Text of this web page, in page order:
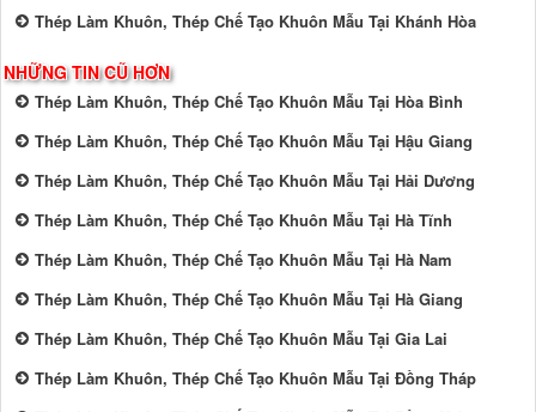
Thép Làm Khuôn, Thép Chế Tạo Khuôn Mẫu Tại Khánh Hòa
NHỮNG TIN CŨ HƠN
Thép Làm Khuôn, Thép Chế Tạo Khuôn Mẫu Tại Hòa Bình
Thép Làm Khuôn, Thép Chế Tạo Khuôn Mẫu Tại Hậu Giang
Thép Làm Khuôn, Thép Chế Tạo Khuôn Mẫu Tại Hải Dương
Thép Làm Khuôn, Thép Chế Tạo Khuôn Mẫu Tại Hà Tĩnh
Thép Làm Khuôn, Thép Chế Tạo Khuôn Mẫu Tại Hà Nam
Thép Làm Khuôn, Thép Chế Tạo Khuôn Mẫu Tại Hà Giang
Thép Làm Khuôn, Thép Chế Tạo Khuôn Mẫu Tại Gia Lai
Thép Làm Khuôn, Thép Chế Tạo Khuôn Mẫu Tại Đồng Tháp